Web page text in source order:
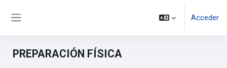
Acceder
PREPARACIÓN FÍSICA